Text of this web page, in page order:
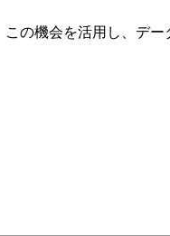
の機会を活用し、デ